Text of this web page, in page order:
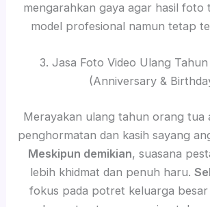
mengarahkan gaya agar hasil foto
model profesional namun tetap
3. Jasa Foto Video Ulang
(Anniversary &
Merayakan ulang tahun orang tua
penghormatan dan kasih sayang
Meskipun demikian, suasana
lebih khidmat dan penuh haru.
fokus pada potret keluarga besar